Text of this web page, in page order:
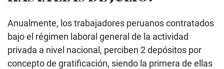
Anualmente, los trabajadores peruanos contratados
bajo el régimen laboral general de la actividad
privada a nivel nacional, perciben 2 depósitos por
concepto de gratificación, siendo la primera de ellas